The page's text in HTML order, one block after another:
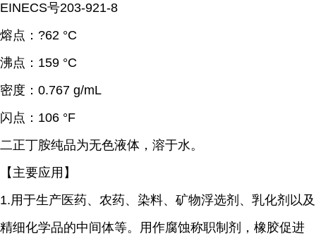
EINECS号203-921-8
熔点： ?62 °C
沸点： 159 °C
密度： 0.767 g/mL
闪点： 106 °F
二正丁胺纯品为无色液体， 溶于水。
【主要应用】
1.用于生产医药、农药、染料、矿物浮选剂、乳化剂以及
精细化学品的中间体等。用作腐蚀称职制剂，橡胶促进